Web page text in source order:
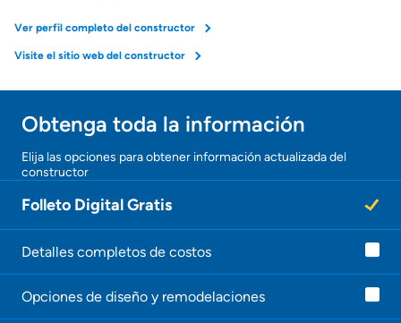
Obtener ofertas por mi casa
Ver perfil completo del constructor
Visite el sitio web del constructor
¡Gracias!
¡
n
e
e
Obtenga toda la información
Elija las opciones para obtener información actualizada del
constructor
Folleto Digital Gratis
Detalles completos de costos
Opciones de diseño y remodelaciones